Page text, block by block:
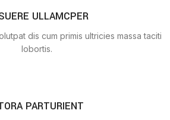
ULLAMCPER
dis cum primis ultricies massa taciti
lobortis.
PARTURIENT